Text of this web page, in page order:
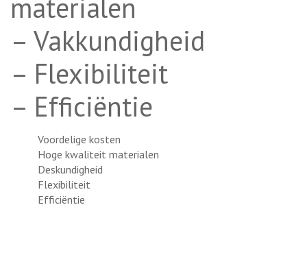
materialen
– Vakkundigheid
– Flexibiliteit
– Efficiëntie
Voordelige kosten
Hoge kwaliteit materialen
Deskundigheid
Flexibiliteit
Efficiëntie